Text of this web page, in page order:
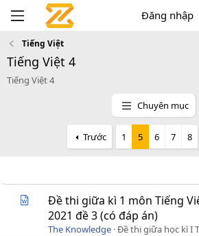
Đăng nhập
Tiếng Việt
Tiếng Việt 4
Tiếng Việt 4
Chuyên mục
Trước 1 5 6 7 8
Đề thi giữa kì 1 môn Tiếng
2021 đề 3 (có đáp án)
The Knowledge Đề thi giữa học kì I